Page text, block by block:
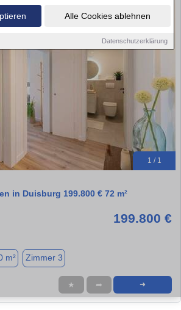
Alle Cookies ablehnen
Datenschutzerklärung
1 / 1
in Duisburg 199.800 € 72 m²
199.800 €
m² Zimmer 3
★ ➦ ➜